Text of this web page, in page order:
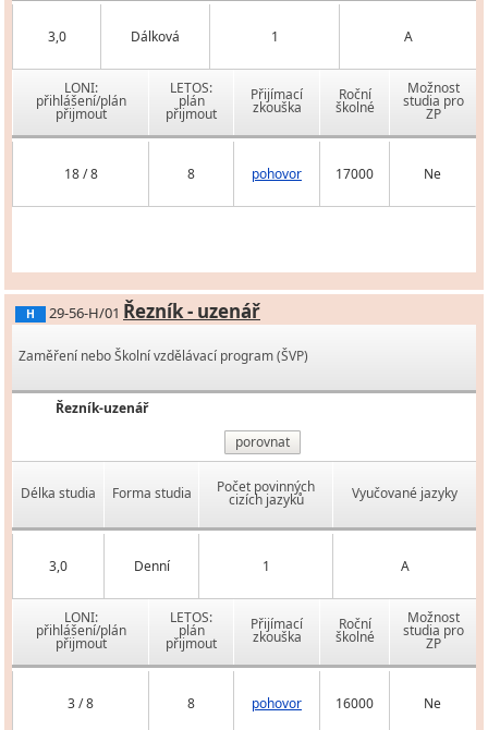
3,0 Dálková 1 A
LONI:
přihlášení/plán
přijmout
LETOS:
plán
přijmout
Přijímací
zkouška
Roční
školné
Možnost
studia pro
ZP
18 / 8 8 pohovor 17000 Ne
H 29-56-H/01 Řezník - uzenář
Zaměření nebo Školní vzdělávací program (ŠVP)
Řezník-uzenář
porovnat
Délka studia Forma studia Počet povinných
cizích jazyků Vyučované jazyky
3,0 Denní 1 A
LONI:
přihlášení/plán
přijmout
LETOS:
plán
přijmout
Přijímací
zkouška
Roční
školné
Možnost
studia pro
ZP
3 / 8 8 pohovor 16000 Ne